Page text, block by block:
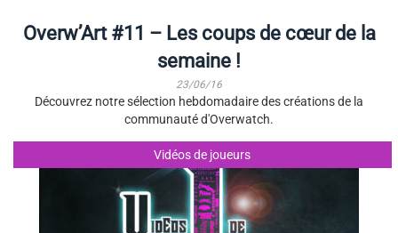
Overw’Art #11 – Les coups de cœur de la
semaine !
23/06/16
Découvrez notre sélection hebdomadaire des créations de la
communauté d'Overwatch.
Vidéos de joueurs